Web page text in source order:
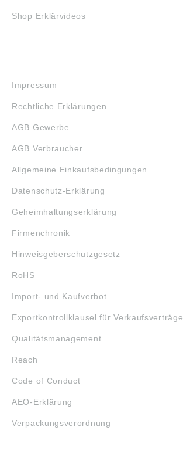
Shop Erklärvideos
Impressum
Rechtliche Erklärungen
AGB Gewerbe
AGB Verbraucher
Allgemeine Einkaufsbedingungen
Datenschutz-Erklärung
Geheimhaltungserklärung
Firmenchronik
Hinweisgeberschutzgesetz
RoHS
Import- und Kaufverbot
Exportkontrollklausel für Verkaufsverträge
Qualitätsmanagement
Reach
Code of Conduct
AEO-Erklärung
Verpackungsverordnung